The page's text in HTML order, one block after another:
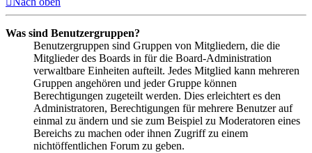
Was sind Benutzergruppen?
Benutzergruppen sind Gruppen von Mitgliedern, die die
Mitglieder des Boards in für die Board-Administration
verwaltbare Einheiten aufteilt. Jedes Mitglied kann mehreren
Gruppen angehören und jeder Gruppe können
Berechtigungen zugeteilt werden. Dies erleichtert es den
Administratoren, Berechtigungen für mehrere Benutzer auf
einmal zu ändern und sie zum Beispiel zu Moderatoren eines
Bereichs zu machen oder ihnen Zugriff zu einem
nichtöffentlichen Forum zu geben.